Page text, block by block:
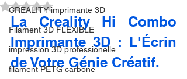
CREALITY imprimante 3D
Filament 3D FLEXIBLE
impression 3D professionelle
filament PETG carbone
Noté NaN étoiles sur 5.
La Creality Hi Combo
Imprimante 3D : L'Écrin
de Votre Génie Créatif.